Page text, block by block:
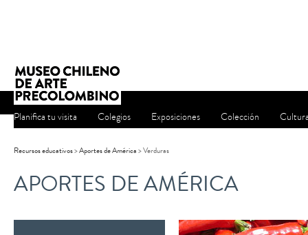
Planifica tu visita Colegios Exposiciones Colección
Recursos educativos>Aportes de América> Verduras
APORTES DE AMÉRICA